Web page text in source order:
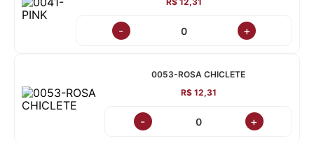
- +
0053-ROSA CHICLETE
R$ 12,31
- +